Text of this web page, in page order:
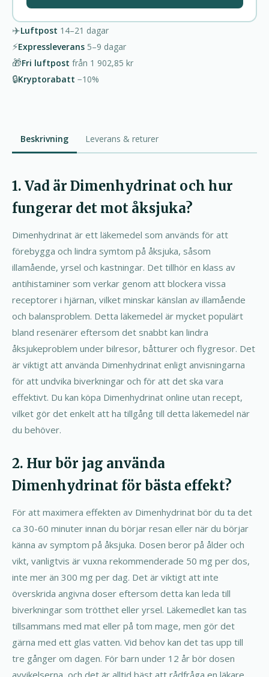
✈️Luftpost 14–21 dagar
⚡Expressleverans 5–9 dagar
🎁Fri luftpost från 1 902,85 kr
🔒Kryptorabatt −10%
Beskrivning Leverans & returer
1. Vad är Dimenhydrinat och hur
fungerar det mot åksjuka?
Dimenhydrinat är ett läkemedel som används för att
förebygga och lindra symtom på åksjuka, såsom
illamående, yrsel och kastningar. Det tillhör en klass av
antihistaminer som verkar genom att blockera vissa
receptorer i hjärnan, vilket minskar känslan av illamående
och balansproblem. Detta läkemedel är mycket populärt
bland resenärer eftersom det snabbt kan lindra
åksjukeproblem under bilresor, båtturer och flygresor. Det
är viktigt att använda Dimenhydrinat enligt anvisningarna
för att undvika biverkningar och för att det ska vara
effektivt. Du kan köpa Dimenhydrinat online utan recept,
vilket gör det enkelt att ha tillgång till detta läkemedel när
du behöver.
2. Hur bör jag använda
Dimenhydrinat för bästa effekt?
För att maximera effekten av Dimenhydrinat bör du ta det
ca 30-60 minuter innan du börjar resan eller när du börjar
känna av symptom på åksjuka. Dosen beror på ålder och
vikt, vanligtvis är vuxna rekommenderade 50 mg per dos,
inte mer än 300 mg per dag. Det är viktigt att inte
överskrida angivna doser eftersom detta kan leda till
biverkningar som trötthet eller yrsel. Läkemedlet kan tas
tillsammans med mat eller på tom mage, men gör det
gärna med ett glas vatten. Vid behov kan det tas upp till
tre gånger om dagen. För barn under 12 år bör dosen
avvikelserna, och det är alltid bäst att rådfråga en läkare